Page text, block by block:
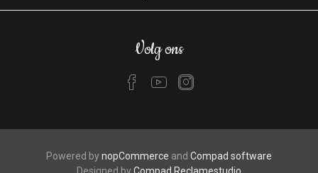
Volg ons
Powered bynopCommerce and Compad software